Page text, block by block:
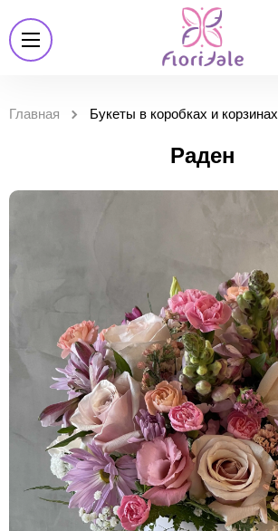
Главная Букеты в коробках и корзинах
Раден